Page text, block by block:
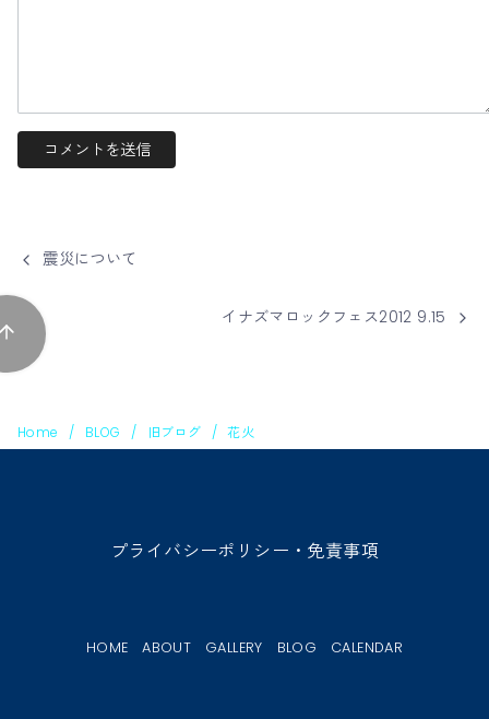
震災について
イナズマロックフェス2012 9.15
Home BLOG 旧ブログ 花火
プライバシーポリシー・免責事項
HOME ABOUT GALLERY BLOG CALENDAR